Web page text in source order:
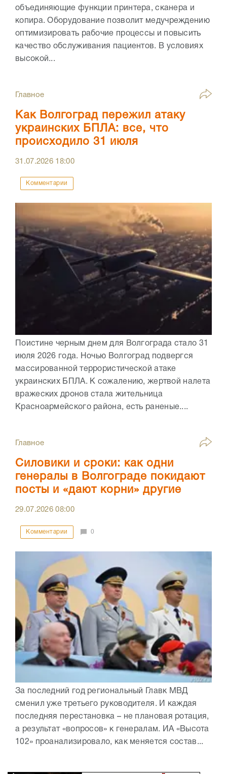
объединяющие функции принтера, сканера и
копира. Оборудование позволит медучреждению
оптимизировать рабочие процессы и повысить
качество обслуживания пациентов. В условиях
высокой...
Главное
Как Волгоград пережил атаку
украинских БПЛА: все, что
происходило 31 июля
31.07.2026 18:00
Комментарии
Поистине черным днем для Волгограда стало 31
июля 2026 года. Ночью Волгоград подвергся
массированной террористической атаке
украинских БПЛА. К сожалению, жертвой налета
вражеских дронов стала жительница
Красноармейского района, есть раненые....
Главное
Силовики и сроки: как одни
генералы в Волгограде покидают
посты и «дают корни» другие
29.07.202608:00
Комментарии 0
За последний год региональный Главк МВД
сменил уже третьего руководителя. И каждая
последняя перестановка – не плановая ротация,
а результат «вопросов» к генералам. ИА «Высота
102» проанализировало, как меняется состав...